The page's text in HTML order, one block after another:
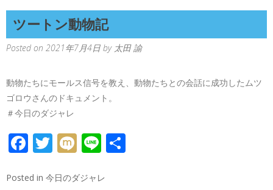
ツートン動物記
Posted on 2021年7月4日 by 太田 諭
動物たちにモールス信号を教え、動物たちとの会話に成功したムツ
ゴロウさんのドキュメント。
＃今日のダジャレ
FACEBOOK
TWITTER
MIXILINE
Posted in 今日のダジャレ